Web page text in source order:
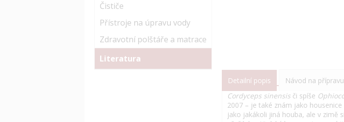
Čističe
Přístroje na úpravu vody
Zdravotní polštáře a matrace
Literatura
Detailní popis Návod na přípravu
Cordyceps sinensis či spíše
2007 – je také znám jako
jako jakákoli jiná houba, ale v zimě